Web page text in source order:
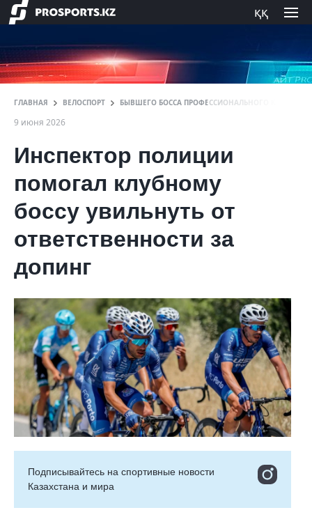
ққ
ГЛАВНАЯ ВЕЛОСПОРТ БЫВШЕГО БОССА ПРОФЕССИОНАЛЬНОГО КЛУБА
9 июня 2026
Инспектор полиции
помогал клубному
боссу увильнуть от
ответственности за
допинг
Подписывайтесь на cпортивные новости
Казахстана и мира